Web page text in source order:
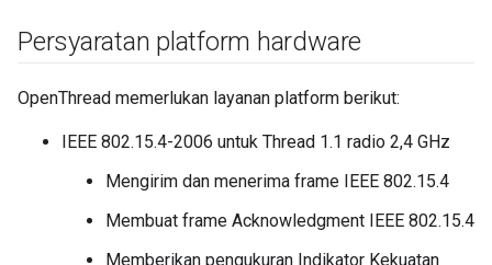
Persyaratan platform hardware
OpenThread memerlukan layanan platform berikut:
IEEE 802.15.4-2006 untuk Thread 1.1 radio 2,4 GHz
Mengirim dan menerima frame IEEE 802.15.4
Membuat frame Acknowledgment IEEE 802.15.4
Memberikan pengukuran Indikator Kekuatan